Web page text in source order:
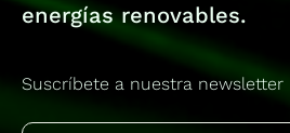
energías renovables.
Suscríbete a nuestra newsletter